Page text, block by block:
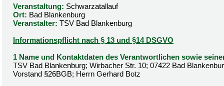
Veranstaltung: Schwarzatallauf
Ort: Bad Blankenburg
Veranstalter: TSV Bad Blankenburg
Informationspflicht nach § 13 und §14 DSGVO
1 Name und Kontaktdaten des Verantwortlichen sowie
TSV Bad Blankenburg; Wirbacher Str. 10; 07422 Bad
Vorstand §26BGB; Herrn Gerhard Botz